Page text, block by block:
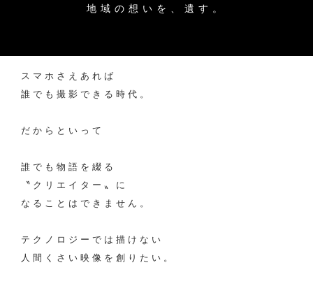
地域の想いを、遺す。
スマホさえあれば
誰でも撮影できる時代。
だからといって
誰でも物語を綴る
〝クリエイター〟に
なることはできません。
テクノロジーでは描けない
人間くさい映像を創りたい。